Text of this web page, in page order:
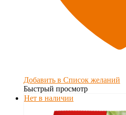
Добавить в Список желаний
Быстрый просмотр
Нет в наличии